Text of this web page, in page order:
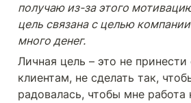
получаю из-за этого
цель связана с целью
много денег.
Личная цель – это не принести
клиентам, не сделать так,
радовалась, чтобы мне работа